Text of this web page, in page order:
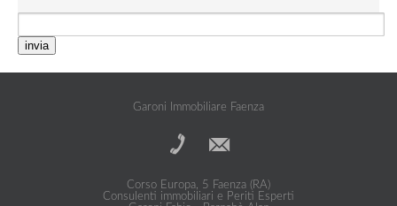
invia
Garoni Immobiliare Faenza
Corso Europa, 5 Faenza (RA)
Consulenti immobiliari e Periti Esperti